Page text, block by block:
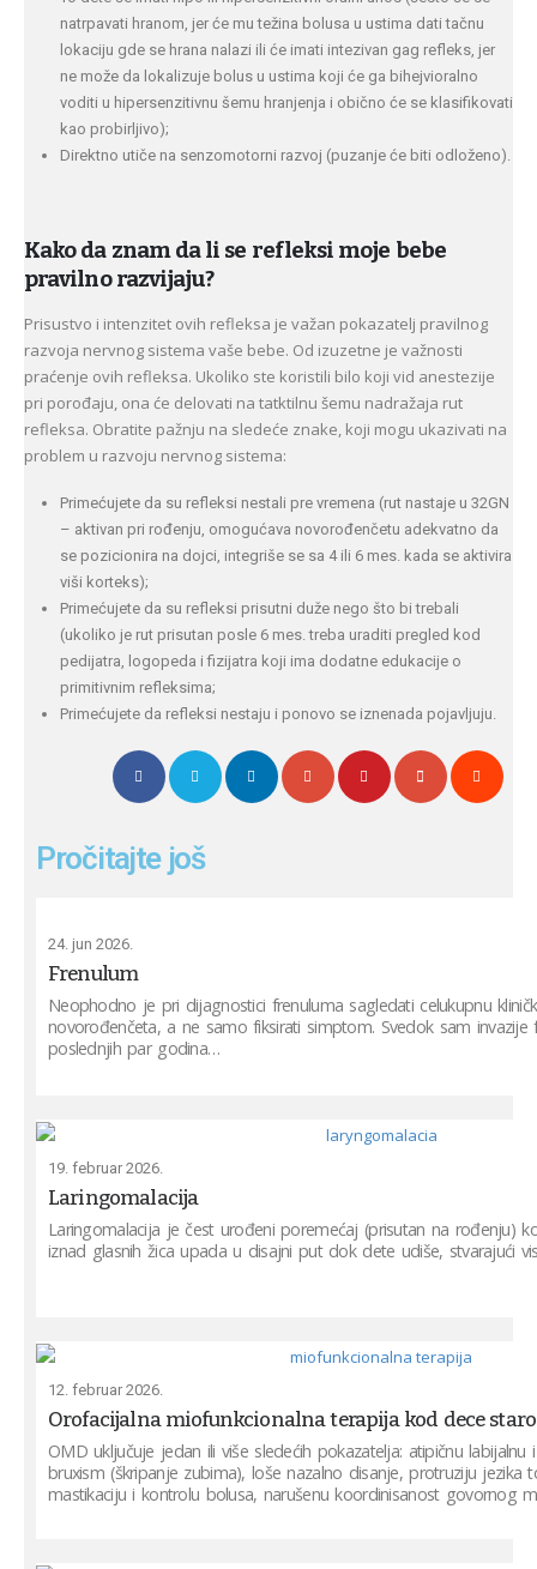
natrpavati hranom, jer će mu težina bolusa u ustima dati tačnu
lokaciju gde se hrana nalazi ili će imati intezivan gag refleks, jer
ne može da lokalizuje bolus u ustima koji će ga bihejvioralno
voditi u hipersenzitivnu šemu hranjenja i obično će se klasifikovati
kao probirljivo);
Direktno utiče na senzomotorni razvoj (puzanje će biti odloženo).
Kako da znam da li se refleksi moje bebe
pravilno razvijaju?
Prisustvo i intenzitet ovih refleksa je važan pokazatelj pravilnog
razvoja nervnog sistema vaše bebe. Od izuzetne je važnosti
praćenje ovih refleksa. Ukoliko ste koristili bilo koji vid anestezije
pri porođaju, ona će delovati na tatktilnu šemu nadražaja rut
refleksa. Obratite pažnju na sledeće znake, koji mogu ukazivati na
problem u razvoju nervnog sistema:
Primećujete da su refleksi nestali pre vremena (rut nastaje u 32GN
– aktivan pri rođenju, omogućava novorođenčetu adekvatno da
se pozicionira na dojci, integriše se sa 4 ili 6 mes. kada se aktivira
viši korteks);
Primećujete da su refleksi prisutni duže nego što bi trebali
(ukoliko je rut prisutan posle 6 mes. treba uraditi pregled kod
pedijatra, logopeda i fizijatra koji ima dodatne edukacije o
primitivnim refleksima;
Primećujete da refleksi nestaju i ponovo se iznenada pojavljuju.
Pročitajte još
24. jun 2026.
Frenulum
Neophodno je pri dijagnostici frenuluma sagledati celukupnu
novorođenčeta, a ne samo fiksirati simptom. Svedok sam invazije
poslednjih par godina…
19. februar 2026.
Laringomalacija
Laringomalacija je čest urođeni poremećaj (prisutan na rođenju)
iznad glasnih žica upada u disajni put dok dete udiše, stvarajući
12. februar 2026.
Orofacijalna miofunkcionalna terapija kod dece
OMD uključuje jedan ili više sledećih pokazatelja: atipičnu labijalnu
bruxism (škripanje zubima), loše nazalno disanje, protruziju jezika
mastikaciju i kontrolu bolusa, narušenu koordinisanost govornog